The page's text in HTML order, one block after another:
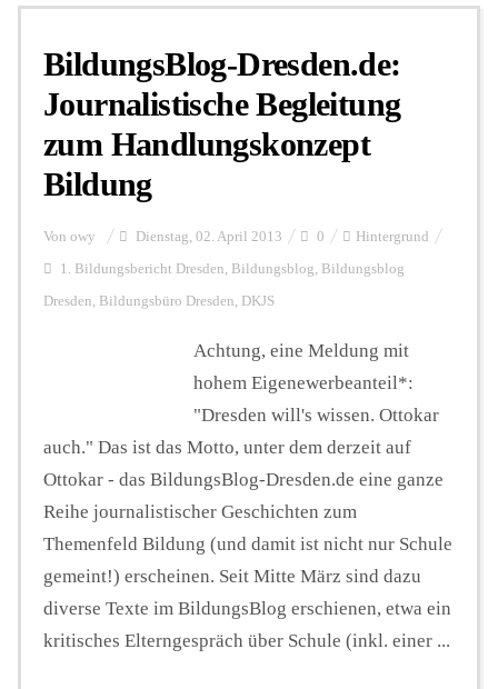
Personalien
Hintergrund
FUNKTURM-Beiträge
Podcast
Seminare
Unterstützen
BildungsBlog-Dresden.de:
Journalistische Begleitung
zum Handlungskonzept
Bildung
Von owy Dienstag, 02. April 2013 0 Hintergrund
1. Bildungsbericht Dresden, Bildungsblog, Bildungsblog
Dresden, Bildungsbüro Dresden, DKJS
Achtung, eine Meldung mit
hohem Eigenewerbeanteil*:
"Dresden will's wissen. Ottokar
auch." Das ist das Motto, unter dem derzeit auf
Ottokar - das BildungsBlog-Dresden.de eine ganze
Reihe journalistischer Geschichten zum
Themenfeld Bildung (und damit ist nicht nur Schule
gemeint!) erscheinen. Seit Mitte März sind dazu
diverse Texte im BildungsBlog erschienen, etwa ein
kritisches Elterngespräch über Schule (inkl. einer ...